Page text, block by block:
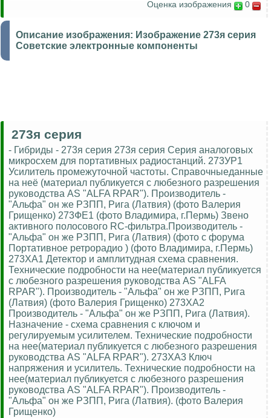
Оценка изображения 0
Описание изображения: Изображение 273я серия
Советские электронные компоненты
273я серия
- Гибриды - 273я серия 273я серия Серия аналоговых
микросхем для портативных радиостанций. 273УР1
Усилитель промежуточной частоты. Справочныеданные
на неё (материал публикуется с любезного разрешения
руководства AS "ALFA RPAR"). Производитель -
"Альфа" он же РЗПП, Рига (Латвия) (фото Валерия
Грищенко) 273ФЕ1 (фото Владимира, г.Пермь) Звено
активного полосового RC-фильтра.Производитель -
"Альфа" он же РЗПП, Рига (Латвия) (фото с форума
Портативное ретрорадио ) (фото Владимира, г.Пермь)
273ХА1 Детектор и амплитудная схема сравнения.
Технические подробности на нее(материал публикуется
с любезного разрешения руководства AS "ALFA
RPAR"). Производитель - "Альфа" он же РЗПП, Рига
(Латвия) (фото Валерия Грищенко) 273ХА2
Производитель - "Альфа" он же РЗПП, Рига (Латвия).
Назначение - схема сравнения с ключом и
регулируемым усилителем. Технические подробности
на нее(материал публикуется с любезного разрешения
руководства AS "ALFA RPAR"). 273ХА3 Ключ
напряжения и усилитель. Технические подробности на
нее(материал публикуется с любезного разрешения
руководства AS "ALFA RPAR"). Производитель -
"Альфа" он же РЗПП, Рига (Латвия). (фото Валерия
Грищенко)